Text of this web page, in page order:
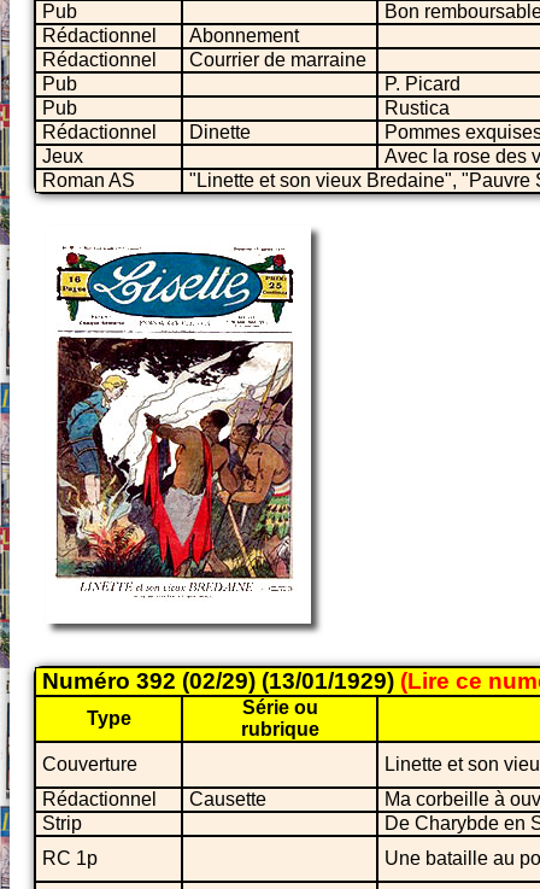
Pub
Bon
Rédactionnel
Abonnement
Rédactionnel
Courrier de marraine
Pub
P. Picard
Pub
Rustica
Rédactionnel
Dinette
Pommes
Jeux
Avec la rose des
Roman AS
"Linette et son vieux Bredaine", "Pauvre
Numéro 392 (02/29) (13/01/1929) (Lire ce
Type
Série ou
rubrique
Couverture
Linette et son
Rédactionnel
Causette
Ma corbeille à
Strip
De Charybde en
RC 1p
Une bataille au